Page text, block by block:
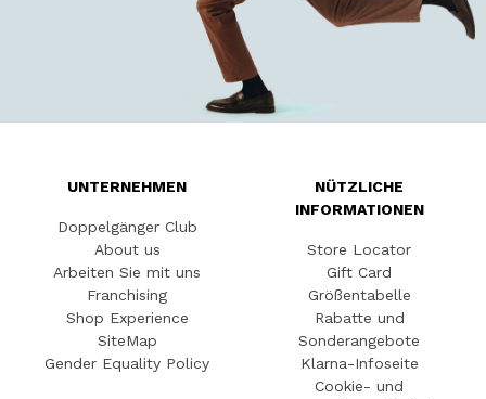
UNTERNEHMEN
Doppelgänger Club
About us
Arbeiten Sie mit uns
Franchising
Shop Experience
SiteMap
Gender Equality Policy
NÜTZLICHE
INFORMATIONEN
Store Locator
Gift Card
Größentabelle
Rabatte und
Sonderangebote
Klarna-Infoseite
Cookie- und